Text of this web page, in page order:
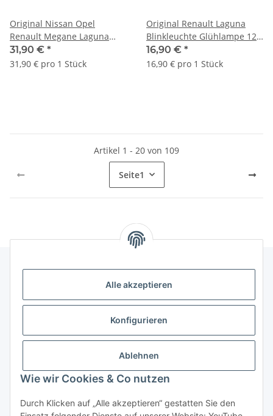
Alle akzeptieren
Konfigurieren
Ablehnen
Wie wir Cookies & Co nutzen
Durch Klicken auf „Alle akzeptieren“ gestatten Sie den
Original Nissan Opel
Renault Megane Laguna
Kette Ölpumpenantrieb
7701476527
31,90 € *
31,90 € pro 1 Stück
Original Renault Laguna
Blinkleuchte Glühlampe 12V
HP16W 1 Stück 262610001R
16,90 € *
16,90 € pro 1 Stück
Artikel 1 - 20 von 109
Seite1